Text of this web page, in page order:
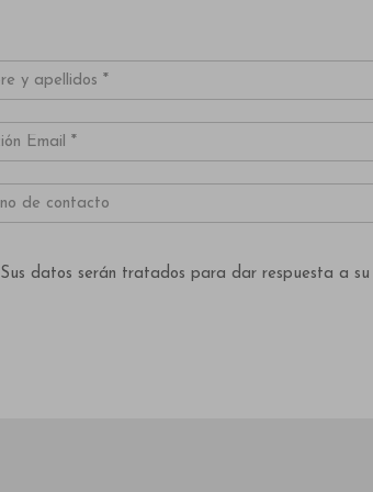
Sus datos serán tratados para dar respuesta a su